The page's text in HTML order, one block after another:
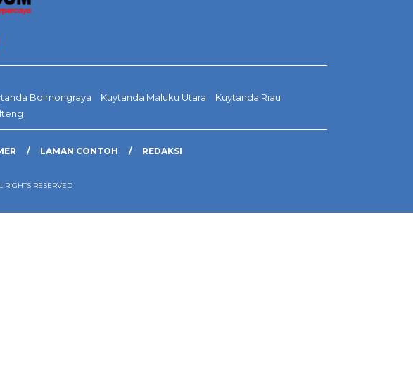
Bolmongraya Kuytanda Maluku Utara
Kuytanda Riau
LAMAN CONTOH REDAKSI
RESERVED